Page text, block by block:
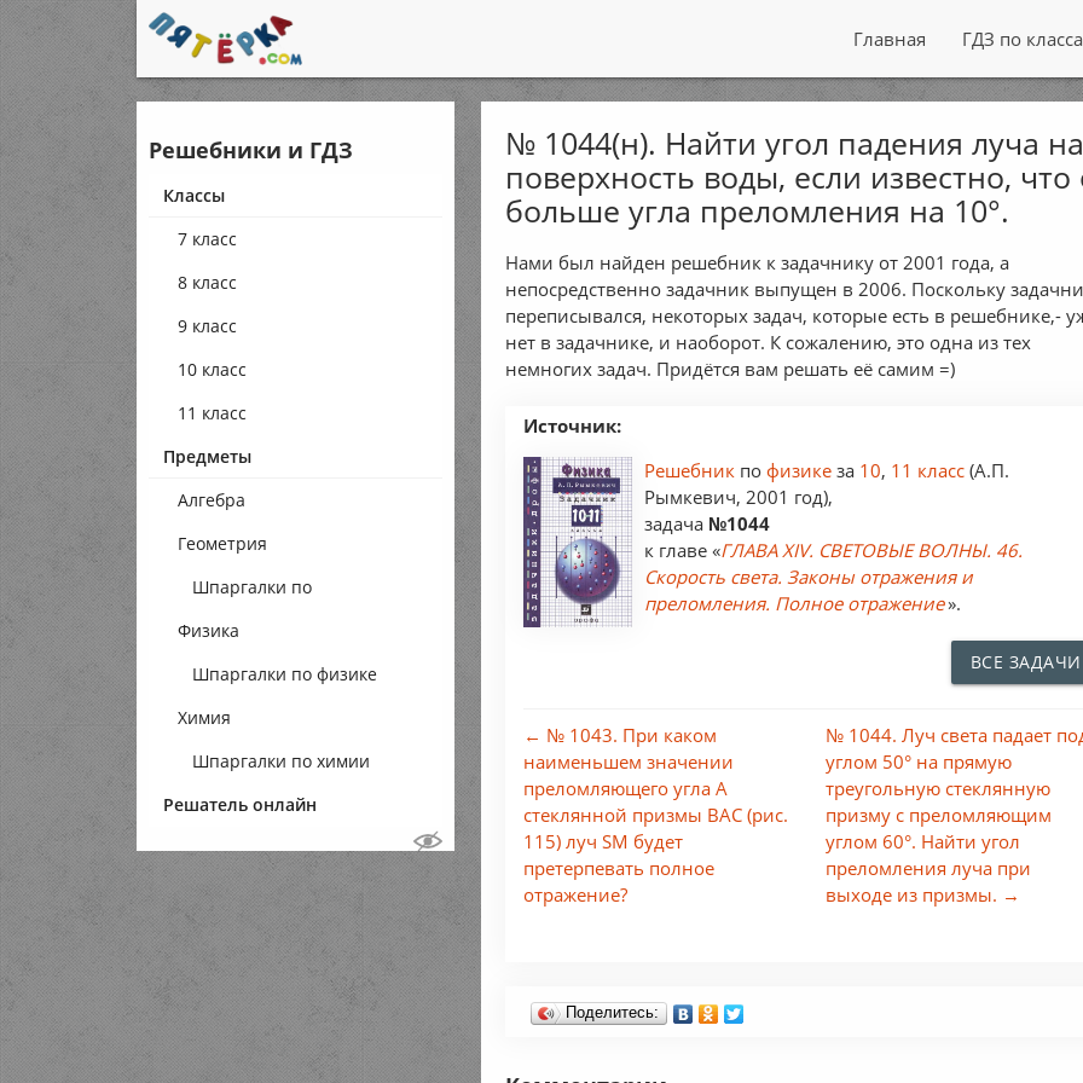
Главная ГДЗ по
Решебники и ГДЗ
Классы
7 класс
8 класс
9 класс
10 класс
11 класс
Предметы
Алгебра
Геометрия
Шпаргалки по
геометрии
Физика
Шпаргалки по физике
Химия
Шпаргалки по химии
Решатель онлайн
№ 1044(н). Найти угол падения луча
поверхность воды, если известно, что
больше угла преломления на 10°.
Нами был найден решебник к задачнику от 2001 года, а
непосредственно задачник выпущен в 2006. Поскольку
переписывался, некоторых задач, которые есть в решебнике,-
нет в задачнике, и наоборот. К сожалению, это одна из тех
немногих задач. Придётся вам решать её самим =)
Источник:
Решебник пофизикеза 10, 11 класс (А.П.
Рымкевич, 2001 год),
задача №1044
к главе «ГЛАВА XIV. СВЕТОВЫЕ ВОЛНЫ. 46.
Скорость света. Законы отражения и
преломления. Полное отражение».
ВСЕ ЗАДАЧИ
← № 1043. При каком
наименьшем значении
преломляющего угла А
стеклянной призмы ВАС (рис.
115) луч SM будет
претерпевать полное
отражение?
№ 1044. Луч света падает
углом 50° на прямую
треугольную стеклянную
призму с преломляющим
углом 60°. Найти угол
преломления луча при
выходе из призмы. →
Поделитесь: